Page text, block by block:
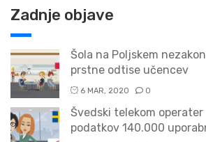
Zadnje objave
Šola na Poljskem
prstne odtise učencev
6 MAR, 2020 0
Švedski telekom
podatkov 140.000